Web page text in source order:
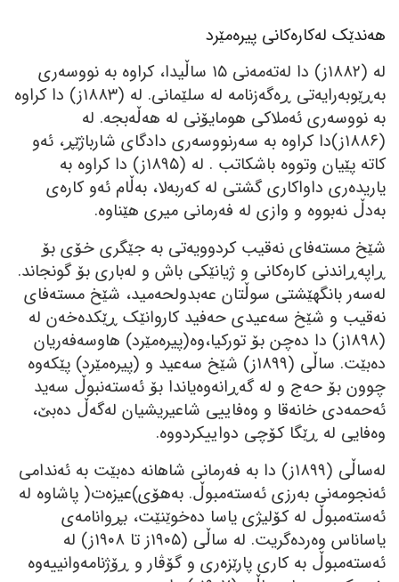
ھەندێک لەکارەکانی پیرەمێرد
لە (١٨٨٢ز) دا لەتەمەنی ١٥ ساڵیدا، کراوە بە نووسەری
بەڕێوبەرایەتی ڕەگەزنامە لە سلێمانی. لە (١٨٨٣ز) دا کراوە
بە نووسەری ئەملاکی ھومایۆنی لە ھەڵەبجە. لە
(١٨٨٦ز)دا کراوە بە سەرنووسەری دادگای شارباژێڕ، ئەو
کاتە پێیان وتووە باشکاتب . لە (١٨٩٥ز) دا کراوە بە
یاریدەری داواکاری گشتی لە کەربەلا، بەڵام ئەو کارەی
بەدڵ نەبووە و وازی لە فەرمانی میری ھێناوە.
شێخ مستەفای نەقیب کردوویەتی بە جێگری خۆی بۆ
ڕاپەڕاندنی کارەکانی و ژیانێکی باش و لەباری بۆ گونجاند.
لەسەر بانگھێشتی سوڵتان عەبدولحەمید، شێخ مستەفای
نەقیب و شێخ سەعیدی حەفید کاروانێک ڕێکدەخەن لە
(١٨٩٨ز) دا دەچن بۆ تورکیا،وە(پیرەمێرد) ھاوسەفەریان
دەبێت. ساڵی (١٨٩٩ز) شێخ سەعید و (پیرەمێرد) پێکەوە
چوون بۆ حەج و لە گەڕانەوەیاندا بۆ ئەستەنبوڵ سەید
ئەحمەدی خانەقا و وەفاییی شاعیریشیان لەگەڵ دەبێ،
وەفایی لە ڕێگا کۆچی دواییکردووە.
لەساڵی (١٨٩٩ز) دا بە فەرمانی شاھانە دەبێت بە ئەندامی
ئەنجومەنی بەرزی ئەستەمبوڵ. بەھۆی)عیزەت( پاشاوە لە
ئەستەمبوڵ لە کۆلیژی یاسا دەخوێنێت، بڕوانامەی
یاساناس وەردەگریت. لە ساڵی (١٩٠٥ز تا ١٩٠٨ز) لە
ئەستەمبوڵ بە کاری پارێزەری و گۆڤار و ڕۆژنامەوانییەوە